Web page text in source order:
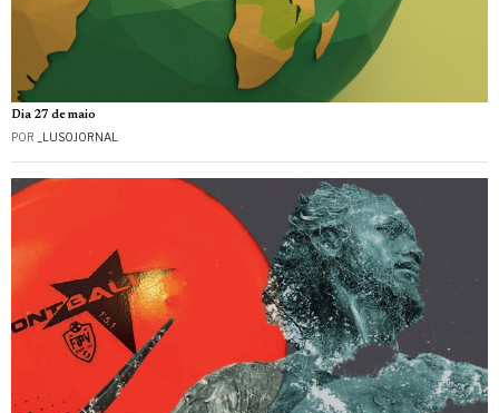
Dia 27 de maio
POR _LUSOJORNAL